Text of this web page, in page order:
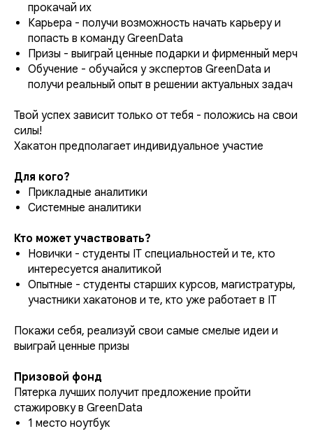
прокачай их
Карьера - получи возможность начать карьеру и
попасть в команду GreenData
Призы - выиграй ценные подарки и фирменный мерч
Обучение - обучайся у экспертов GreenData и
получи реальный опыт в решении актуальных задач
Твой успех зависит только от тебя - положись на свои
силы!
Хакатон предполагает индивидуальное участие
Для кого?
Прикладные аналитики
Системные аналитики
Кто может участвовать?
Новички - студенты IT специальностей и те, кто
интересуется аналитикой
Опытные - студенты старших курсов, магистратуры,
участники хакатонов и те, кто уже работает в IT
Покажи себя, реализуй свои самые смелые идеи и
выиграй ценные призы
Призовой фонд
Пятерка лучших получит предложение пройти
стажировку в GreenData
1 место ноутбук